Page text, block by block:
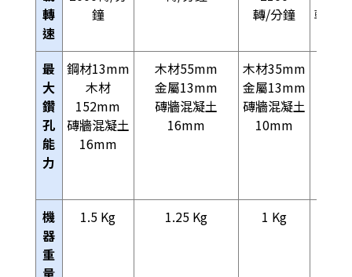
轉
速
鐘
轉/分鐘
轉/分
最
大
鑽
孔
能
力
鋼材13mm
木材
152mm
磚牆混凝土
16mm
木材55mm
金屬13mm
磚牆混凝土
16mm
木材35mm
金屬13mm
磚牆混凝土
10mm
機
器
重
量
1.5 Kg 1.25 Kg 1 Kg